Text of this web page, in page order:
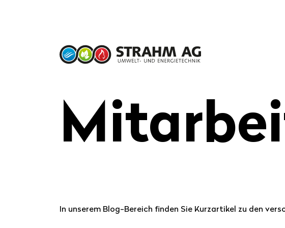
Suchbegriff eingeben
In unserem Blog-Bereich finden Sie Kurzartikel zu den